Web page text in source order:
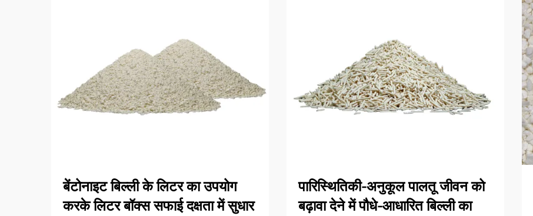
बेंटोनाइट बिल्ली के लिटर का उपयोग
करके लिटर बॉक्स सफाई दक्षता में सुधार
पारिस्थितिकी-अनुकूल पालतू जीवन को
बढ़ावा देने में पौधे-आधारित बिल्ली का